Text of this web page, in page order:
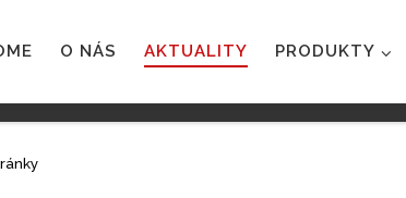
O NÁS AKTUALITY PRODUKTY